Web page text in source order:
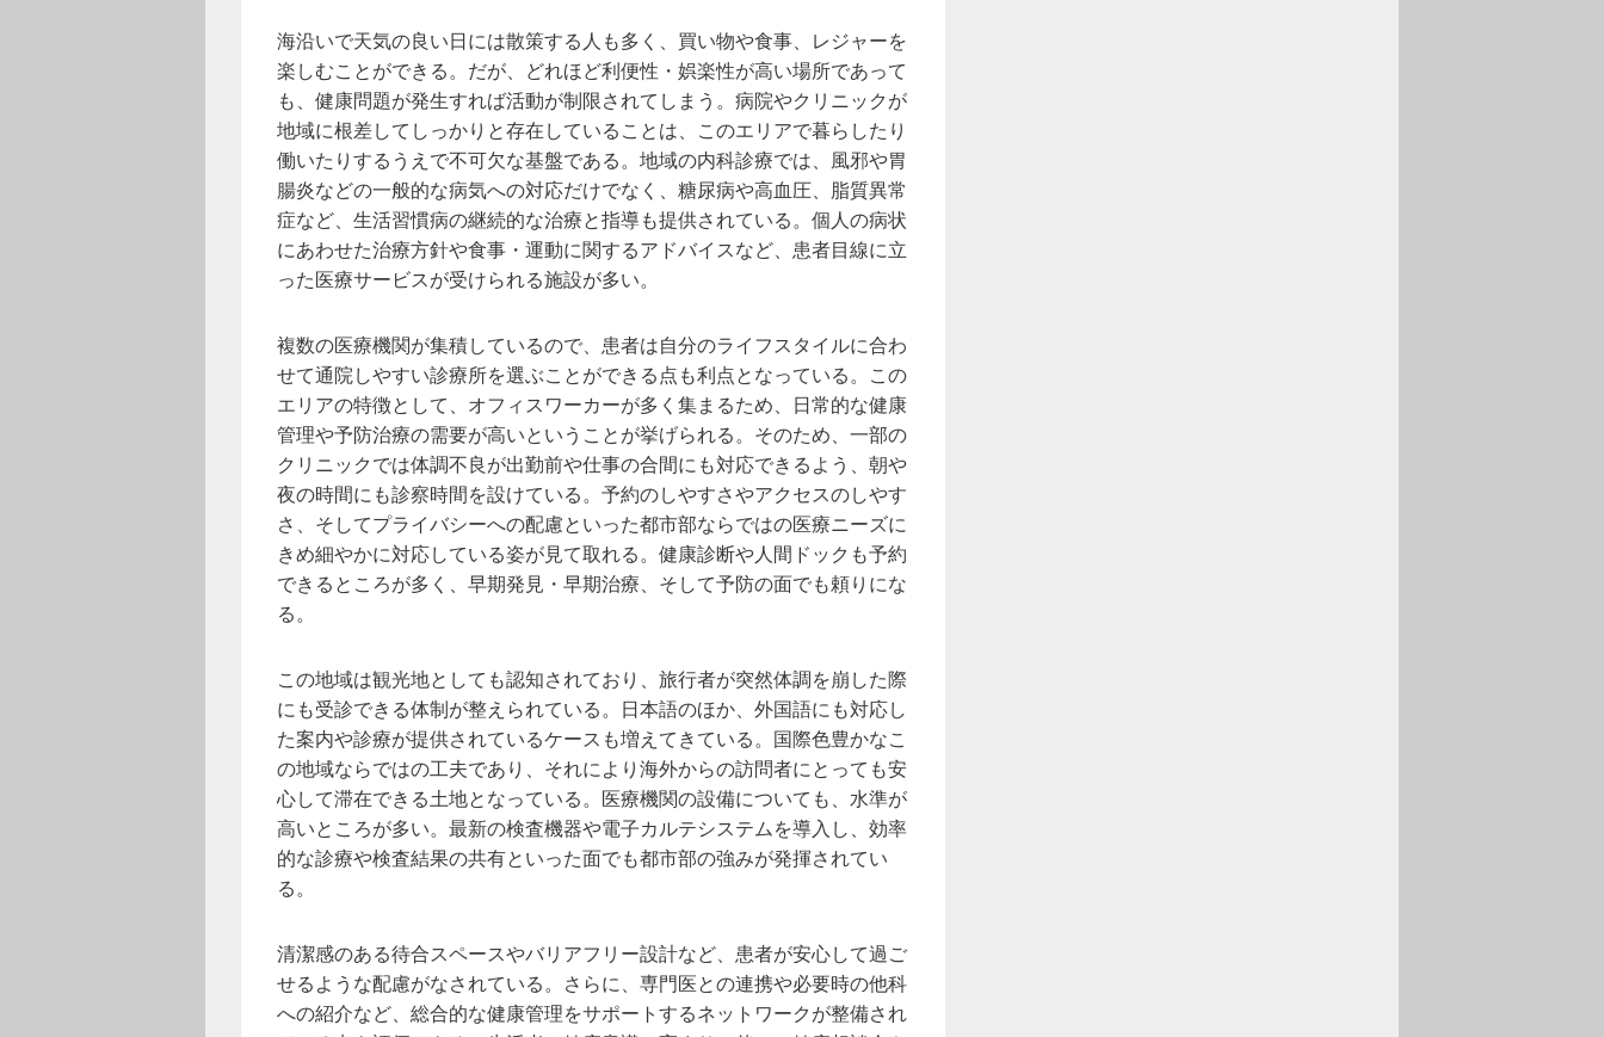
海沿いで天気の良い日には散策する人も多く、買い物や食事、レジャーを
楽しむことができる。だが、どれほど利便性・娯楽性が高い場所であって
も、健康問題が発生すれば活動が制限されてしまう。病院やクリニックが
地域に根差してしっかりと存在していることは、このエリアで暮らしたり
働いたりするうえで不可欠な基盤である。地域の内科診療では、風邪や胃
腸炎などの一般的な病気への対応だけでなく、糖尿病や高血圧、脂質異常
症など、生活習慣病の継続的な治療と指導も提供されている。個人の病状
にあわせた治療方針や食事・運動に関するアドバイスなど、患者目線に立
った医療サービスが受けられる施設が多い。
複数の医療機関が集積しているので、患者は自分のライフスタイルに合わ
せて通院しやすい診療所を選ぶことができる点も利点となっている。この
エリアの特徴として、オフィスワーカーが多く集まるため、日常的な健康
管理や予防治療の需要が高いということが挙げられる。そのため、一部の
クリニックでは体調不良が出勤前や仕事の合間にも対応できるよう、朝や
夜の時間にも診察時間を設けている。予約のしやすさやアクセスのしやす
さ、そしてプライバシーへの配慮といった都市部ならではの医療ニーズに
きめ細やかに対応している姿が見て取れる。健康診断や人間ドックも予約
できるところが多く、早期発見・早期治療、そして予防の面でも頼りにな
る。
この地域は観光地としても認知されており、旅行者が突然体調を崩した際
にも受診できる体制が整えられている。日本語のほか、外国語にも対応し
た案内や診療が提供されているケースも増えてきている。国際色豊かなこ
の地域ならではの工夫であり、それにより海外からの訪問者にとっても安
心して滞在できる土地となっている。医療機関の設備についても、水準が
高いところが多い。最新の検査機器や電子カルテシステムを導入し、効率
的な診療や検査結果の共有といった面でも都市部の強みが発揮されてい
る。
清潔感のある待合スペースやバリアフリー設計など、患者が安心して過ご
せるような配慮がなされている。さらに、専門医との連携や必要時の他科
への紹介など、総合的な健康管理をサポートするネットワークが整備され